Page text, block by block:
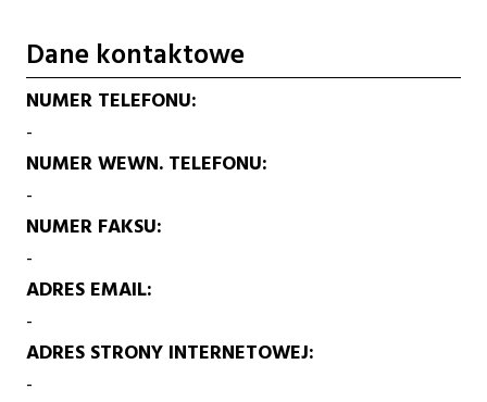
Dane kontaktowe
NUMER TELEFONU
-
NUMER WEWN. TELEFONU
-
NUMER FAKSU
-
ADRES EMAIL
-
ADRES STRONY INTERNETOWEJ
-